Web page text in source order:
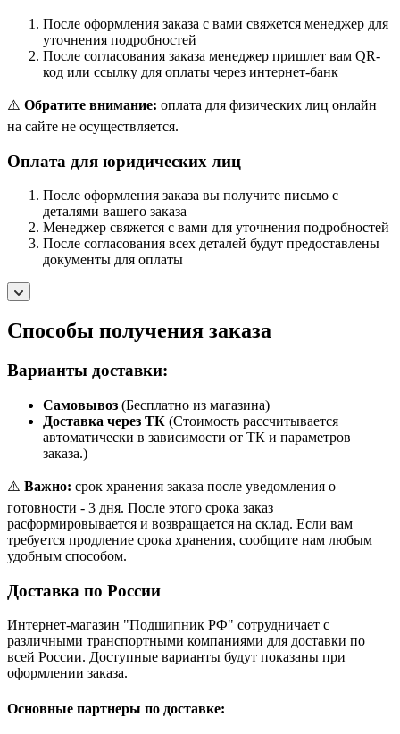
После оформления заказа с вами свяжется менеджер для
уточнения подробностей
После согласования заказа менеджер пришлет вам QR-
код или ссылку для оплаты через интернет-банк
⚠️ Обратите внимание: оплата для физических лиц онлайн
на сайте не осуществляется.
Оплата для юридических лиц
После оформления заказа вы получите письмо с
деталями вашего заказа
Менеджер свяжется с вами для уточнения подробностей
После согласования всех деталей будут предоставлены
документы для оплаты
Способы получения заказа
Варианты доставки:
Самовывоз (Бесплатно из магазина)
Доставка через ТК (Стоимость рассчитывается
автоматически в зависимости от ТК и параметров
заказа.)
⚠️ Важно: срок хранения заказа после уведомления о
готовности - 3 дня. После этого срока заказ
расформировывается и возвращается на склад. Если вам
требуется продление срока хранения, сообщите нам любым
удобным способом.
Доставка по России
Интернет-магазин "Подшипник РФ" сотрудничает с
различными транспортными компаниями для доставки по
всей России. Доступные варианты будут показаны при
оформлении заказа.
Основные партнеры по доставке: